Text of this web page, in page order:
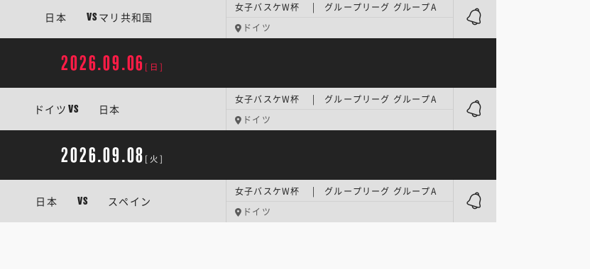
日本 VS マリ共和国
女子バスケW杯 | グループリーグ グループA
ドイツ
2026.09.06 [日]
ドイツ VS 日本
女子バスケW杯 | グループリーグ グループA
ドイツ
2026.09.08 [火]
日本 VS スペイン
女子バスケW杯 | グループリーグ グループA
ドイツ